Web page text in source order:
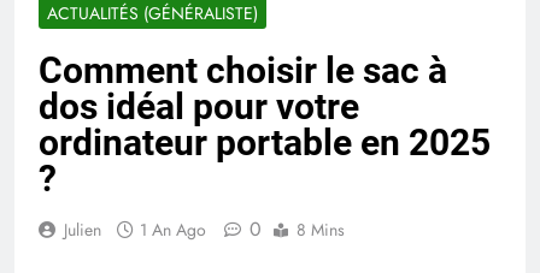
ACTUALITÉS (GÉNÉRALISTE)
Comment choisir le sac à
dos idéal pour votre
ordinateur portable en 2025
?
Julien 1 An Ago 0 8 Mins